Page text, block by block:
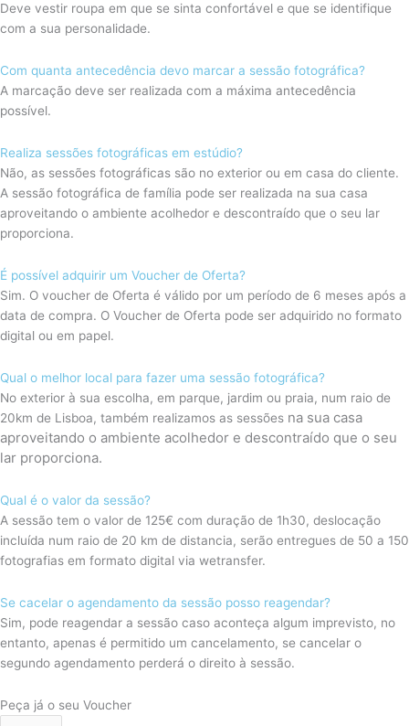
Deve vestir roupa em que se sinta confortável e que se identifique
com a sua personalidade.
Com quanta antecedência devo marcar a sessão fotográfica?
A marcação deve ser realizada com a máxima antecedência
possível.
Realiza sessões fotográficas em estúdio?
Não, as sessões fotográficas são no exterior ou em casa do cliente.
A sessão fotográfica de família pode ser realizada na sua casa
aproveitando o ambiente acolhedor e descontraído que o seu lar
proporciona.
É possível adquirir um Voucher de Oferta?
Sim. O voucher de Oferta é válido por um período de 6 meses após a
data de compra. O Voucher de Oferta pode ser adquirido no formato
digital ou em papel.
Qual o melhor local para fazer uma sessão fotográfica?
No exterior à sua escolha, em parque, jardim ou praia, num raio de
20km de Lisboa, também realizamos as sessões na sua casa
aproveitando o ambiente acolhedor e descontraído que o seu
lar proporciona.
Qual é o valor da sessão?
A sessão tem o valor de 125€ com duração de 1h30, deslocação
incluída num raio de 20 km de distancia, serão entregues de 50 a 150
fotografias em formato digital via wetransfer.
Se cacelar o agendamento da sessão posso reagendar?
Sim, pode reagendar a sessão caso aconteça algum imprevisto, no
entanto, apenas é permitido um cancelamento, se cancelar o
segundo agendamento perderá o direito à sessão.
Peça já o seu Voucher